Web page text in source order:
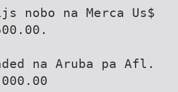
nobo na Merca Us$
na Aruba pa Afl.